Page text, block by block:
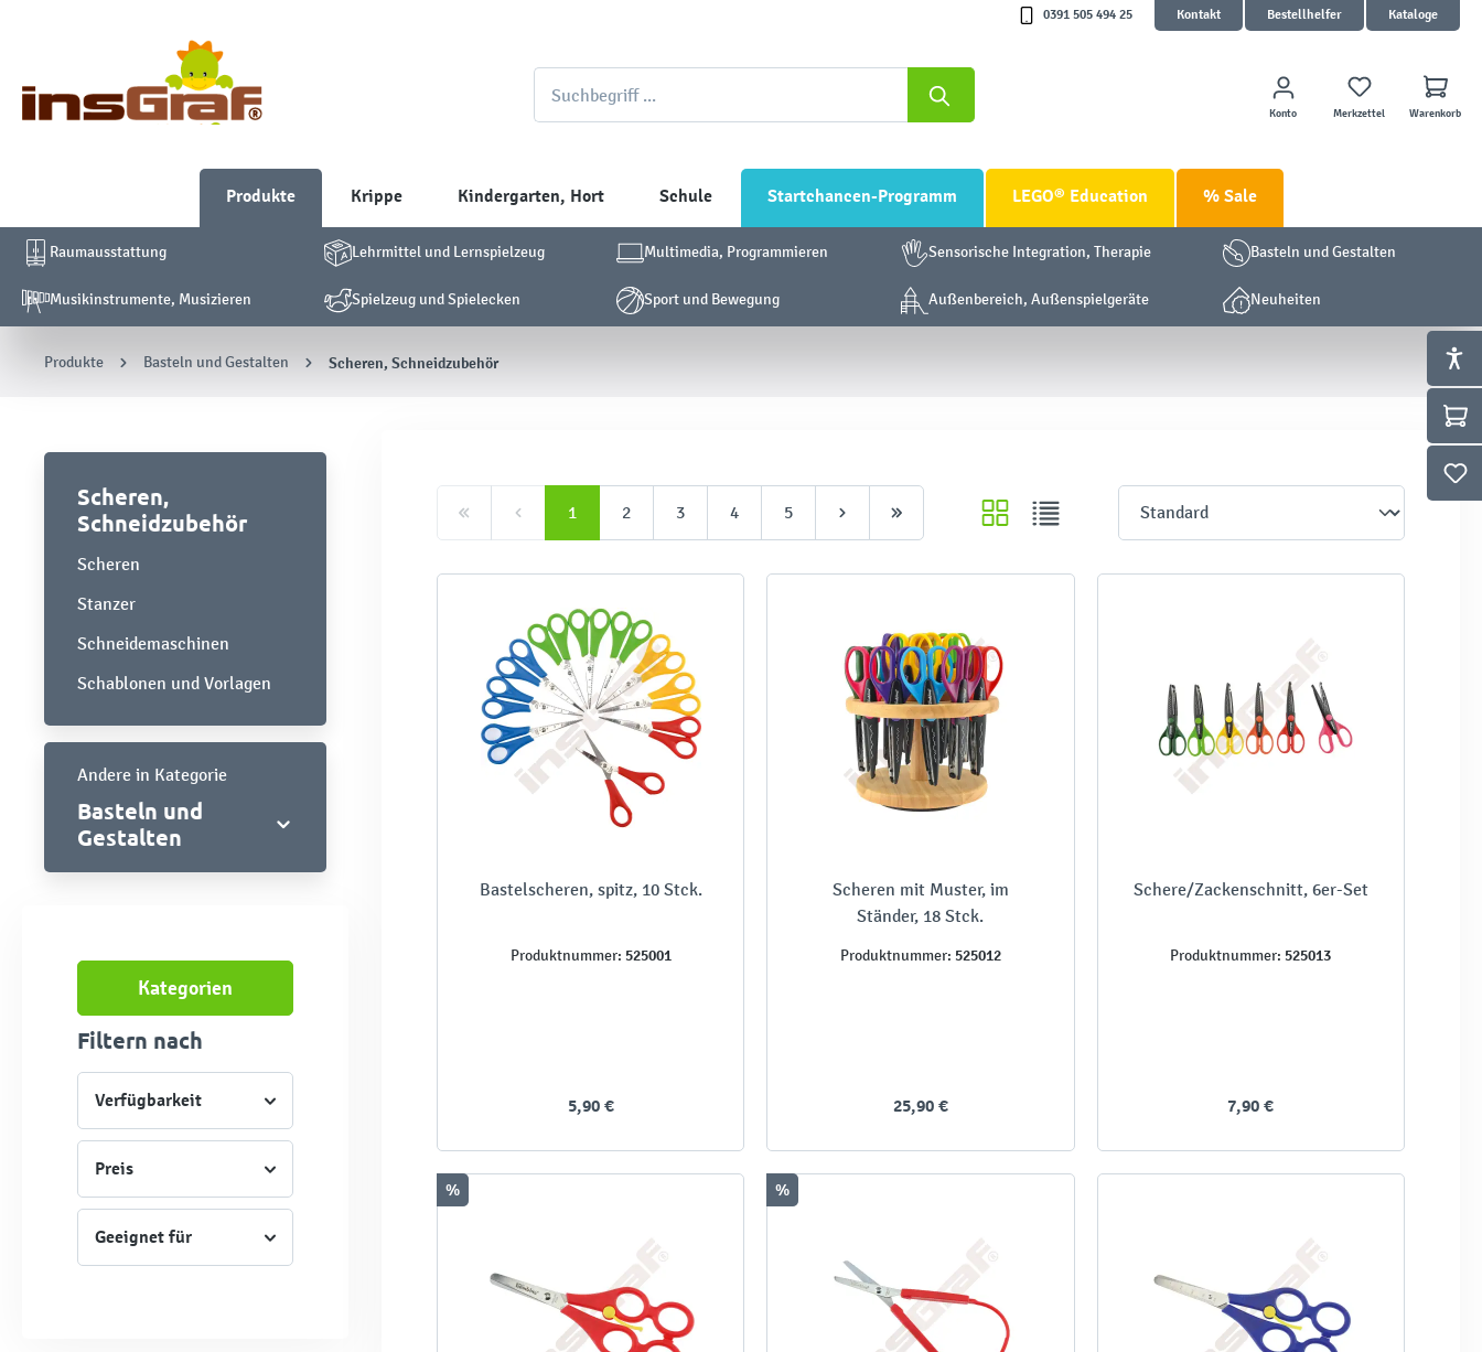
0391 505 494 25 Kontakt Bestellhelfer Kataloge
Konto Merkzettel Warenkorb
Produkte Krippe Kindergarten, Hort Schule Startchancen-Programm LEGO® Education % Sale
Raumausstattung Lehrmittel und Lernspielzeug Multimedia, Programmieren Sensorische Integration, Therapie Basteln und Gestalten
Musikinstrumente, Musizieren Spielzeug und Spielecken Sport und Bewegung Außenbereich, Außenspielgeräte Neuheiten
Produkte Basteln und Gestalten Scheren, Schneidzubehör
Scheren,
Schneidzubehör
Scheren
Stanzer
Schneidemaschinen
Schablonen und Vorlagen
Andere in Kategorie
Basteln und
Gestalten
Kategorien
Filtern nach
Verfügbarkeit
Preis
Geeignet für
1 2 3 4 5
Bastelscheren, spitz, 10 Stck.
Produktnummer: 525001
5,90 €
Scheren mit Muster, im
Ständer, 18 Stck.
Produktnummer: 525012
25,90 €
Schere/Zackenschnitt, 6er-Set
Produktnummer: 525013
7,90 €
% %